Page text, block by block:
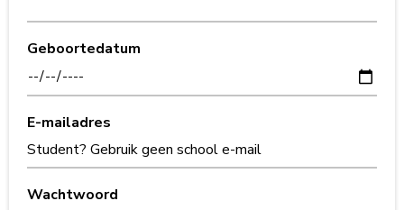
Geboortedatum
E-mailadres
Wachtwoord